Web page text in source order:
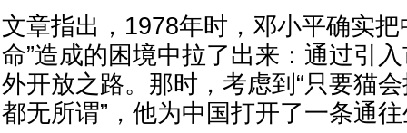
文章指出，1978年时，邓小平确实把
命”造成的困境中拉了出来：通过引
外开放之路。那时，考虑到“只要猫
都无所谓”，他为中国打开了一条通